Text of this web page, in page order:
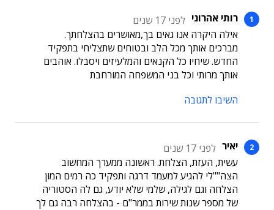
רותי אהרוני לפני 17 שנים
אילה היקרה אנו גאים בך,מאושרים בהצלחתך.
מברכים אותך מכל הלב ובטוחים שתצליחי בתפקיד
החדש. שיחיו כל הקנאים והמלעיזים ויסבלו. אוהבים
אותך מרותי וכל בני המשפחה המורחבת
השיבו לתגובה
יאיר לפני 17 שנים
עשית, העזת, הצלחת. ראשונה ממערך המחשוב
הצה""לי להגיע למעמד דרגה ותפקיד כה רמים המון
הצלחה וגם לגילה, שלמי שלא יודע, גם לה הסטוריה
של מספר שנות שירות בממר"ם - בהצלחה רבה גם לך